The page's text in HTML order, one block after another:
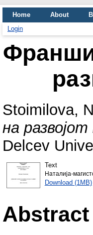
Home About
Login
Stoimilova,
на
Delcev
Text
Наталија-
Download (1MB)
Abstract